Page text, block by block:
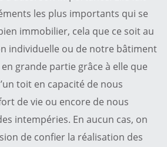
les plus importants qui se
immobilier, cela que ce soit au
individuelle ou de notre bâtiment
en grande partie grâce à elle que
toit en capacité de nous
de vie ou encore de nous
intempéries. En aucun cas, on
de confier la réalisation des